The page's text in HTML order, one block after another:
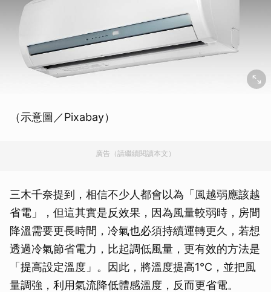
（示意圖／Pixabay）
廣告（請繼續閱讀本文）
三木千奈提到，相信不少人都會以為「風越弱應該越
省電」，但這其實是反效果，因為風量較弱時，房間
降溫需要更長時間，冷氣也必須持續運轉更久，若想
透過冷氣節省電力，比起調低風量，更有效的方法是
「提高設定溫度」。因此，將溫度提高1℃，並把風
量調強，利用氣流降低體感溫度，反而更省電。